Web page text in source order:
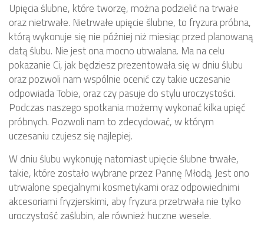
Upięcia ślubne, które tworzę, można podzielić na trwałe
oraz nietrwałe. Nietrwałe upięcie ślubne, to fryzura próbna,
którą wykonuje się nie później niż miesiąc przed planowaną
datą ślubu. Nie jest ona mocno utrwalana. Ma na celu
pokazanie Ci, jak będziesz prezentowała się w dniu ślubu
oraz pozwoli nam wspólnie ocenić czy takie uczesanie
odpowiada Tobie, oraz czy pasuje do stylu uroczystości.
Podczas naszego spotkania możemy wykonać kilka upięć
próbnych. Pozwoli nam to zdecydować, w którym
uczesaniu czujesz się najlepiej.
W dniu ślubu wykonuję natomiast upięcie ślubne trwałe,
takie, które zostało wybrane przez Pannę Młodą. Jest ono
utrwalone specjalnymi kosmetykami oraz odpowiednimi
akcesoriami fryzjerskimi, aby fryzura przetrwała nie tylko
uroczystość zaślubin, ale również huczne wesele.